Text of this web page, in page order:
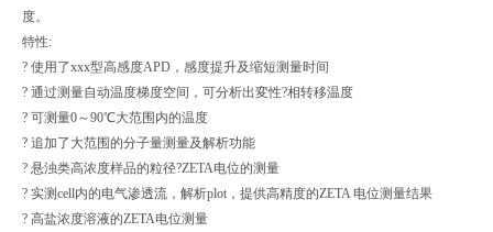
度。
特性:
? 使用了xxx型高感度APD，感度提升及缩短测量时间
? 通过测量自动温度梯度空间，可分析出変性?相转移温度
? 可测量0～90℃大范围内的温度
? 追加了大范围的分子量测量及解析功能
? 悬浊类高浓度样品的粒径?ZETA电位的测量
? 实测cell内的电气渗透流，解析plot，提供高精度的ZETA 电位测量结果
? 高盐浓度溶液的ZETA电位测量